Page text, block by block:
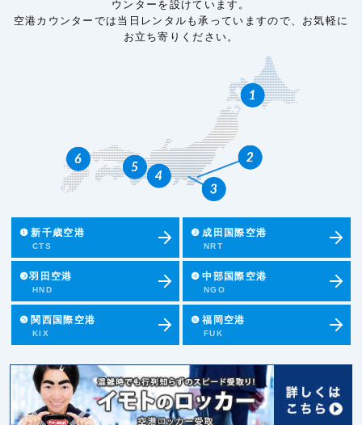
ウンターを設けています。
空港カウンターでは当日レンタルも承っていますので、お気軽に
お立ち寄りください。
❶ 新千歳空港
CTS
❷ 成田国際空港
NRT
❸羽田空港
HND
❹ 中部国際空港
NGO
❺ 関西国際空港
KIX
❻ 福岡空港
FUK